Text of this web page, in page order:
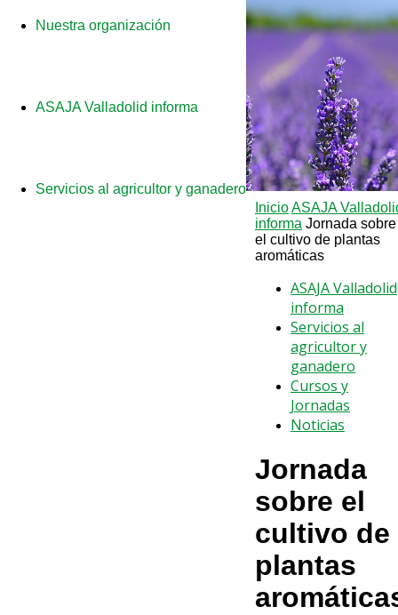
Nuestra organización
ASAJA Valladolid informa
Servicios al agricultor y ganadero
InicioASAJA
informa Jornada sobre
el cultivo de plantas
aromáticas
ASAJA Valladolid
informa
Servicios al
agricultor y
ganadero
Cursos y
Jornadas
Noticias
Jornada
sobre el
cultivo de
plantas